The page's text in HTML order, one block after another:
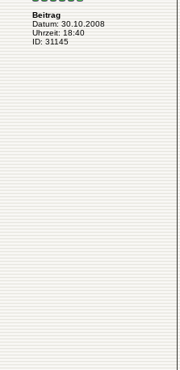
Beitrag
Datum: 30.10.2008
Uhrzeit: 18:40
ID: 31145